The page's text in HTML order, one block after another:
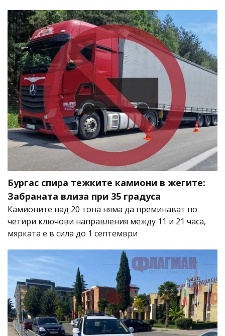
Бургас спира тежките камиони в жегите:
Забраната влиза при 35 градуса
Камионите над 20 тона няма да преминават по
четири ключови направления между 11 и 21 часа,
мярката е в сила до 1 септември